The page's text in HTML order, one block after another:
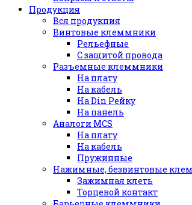
Продукция
Вся продукция
Винтовые клеммники
Рельефные
С защитой провода
Разъемные клеммники
На плату
На кабель
На Din Рейку
На панель
Аналоги MCS
На плату
На кабель
Пружинные
Нажимные, безвинтовые
Зажимная клеть
Торцевой контакт